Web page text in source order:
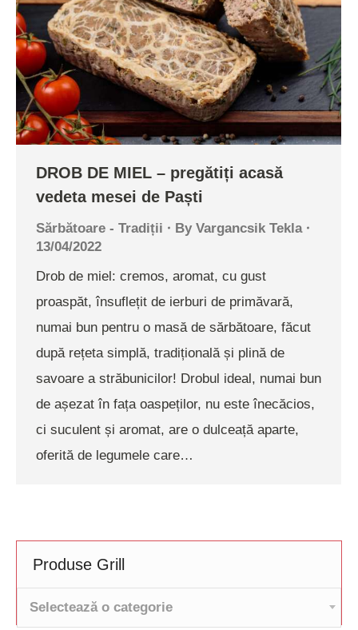
DROB DE MIEL – pregătiți acasă
vedeta mesei de Paști
Sărbătoare - Tradiții By Vargancsik Tekla
13/04/2022
Drob de miel: cremos, aromat, cu gust
proaspăt, însuflețit de ierburi de primăvară,
numai bun pentru o masă de sărbătoare, făcut
după rețeta simplă, tradițională și plină de
savoare a străbunicilor! Drobul ideal, numai bun
de așezat în fața oaspeților, nu este înecăcios,
ci suculent și aromat, are o dulceață aparte,
oferită de legumele care…
Produse Grill
Selectează o categorie